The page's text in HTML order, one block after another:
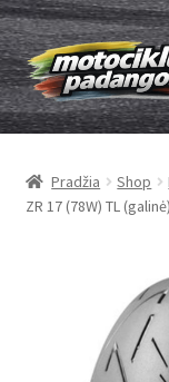
Pereiti
prie
meniu
Pereiti
prie
turinio
Padangos
Kameros
Kaip užsisakyti
Pradžia Shop
ZR 17 (78W) TL (galinė)